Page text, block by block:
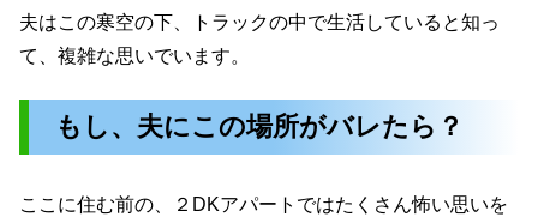
夫はこの寒空の下、トラックの中で生活していると知っ
て、複雑な思いでいます。
もし、夫にこの場所がバレたら？
ここに住む前の、２DKアパートではたくさん怖い思いを